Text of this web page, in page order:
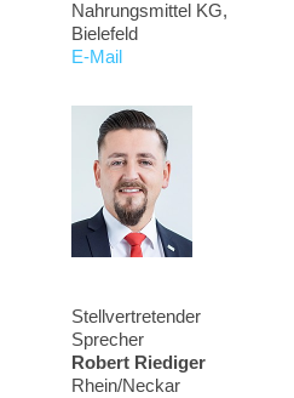
Nahrungsmittel KG,
Bielefeld
E-Mail
Stellvertretender
Sprecher
Robert Riediger
Rhein/Neckar